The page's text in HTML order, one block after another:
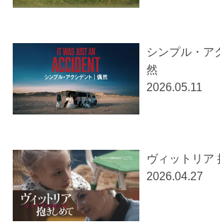
シンプル・ア
然
2026.05.11
ヴィットリア
2026.04.27